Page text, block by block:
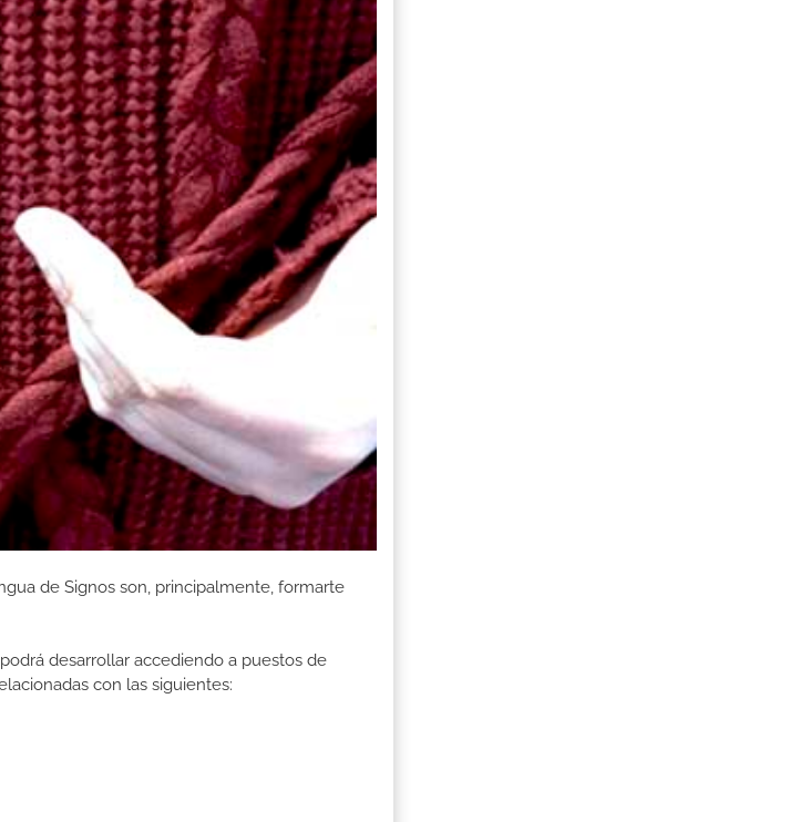
de Signos son, principalmente, formarte
desarrollar accediendo a puestos de
con las siguientes: